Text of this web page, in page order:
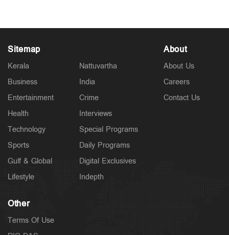
Sitemap
Kerala
Business
Entertainment
Health
Technology
Sports
Gulf & Global
Lifestyle
Nattuvartha
India
Crime
Interviews
Special Programs
Daily Programs
Digital Exclusives
Indepth
About
About Us
Careers
Contact Us
Other
Terms Of Use